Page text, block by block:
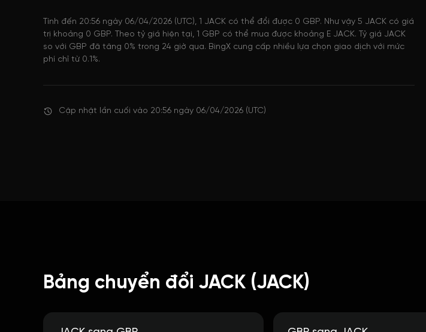
Tính đến 20:56 ngày 06/04/2026 (UTC), 1 JACK có thể đổi được 0 GBP. Như vậy 5 JACK có giá
trị khoảng 0 GBP. Theo tỷ giá hiện tại, 1 GBP có thể mua được khoảng E JACK. Tỷ giá JACK
so với GBP đã tăng 0% trong 24 giờ qua. BingX cung cấp nhiều lựa chọn giao dịch với mức
phí chỉ từ 0.1%.
Cập nhật lần cuối vào 20:56 ngày 06/04/2026 (UTC)
Bảng chuyển đổi JACK (JACK)